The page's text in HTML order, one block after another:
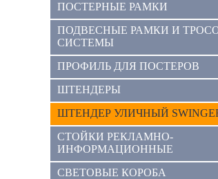
ПОСТЕРНЫЕ РАМКИ
ПОДВЕСНЫЕ РАМКИ И
СИСТЕМЫ
ПРОФИЛЬ ДЛЯ ПОСТЕРОВ
ШТЕНДЕРЫ
ШТЕНДЕР УЛИЧНЫЙ
СТОЙКИ РЕКЛАМНО-
ИНФОРМАЦИОННЫЕ
СВЕТОВЫЕ КОРОБА